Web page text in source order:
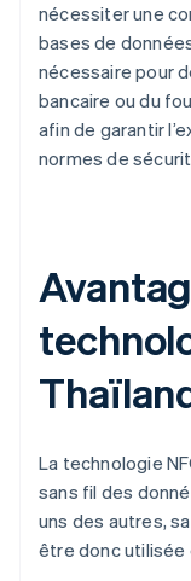
nécessiter une
bases de
nécessaire pour
bancaire ou du
afin de garantir
normes de
La technologie
sans fil des
uns des autres,
être donc